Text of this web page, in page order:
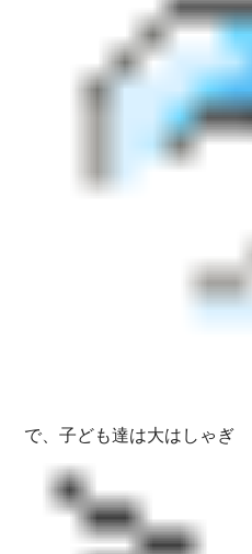
で、子ども達は大はしゃぎ